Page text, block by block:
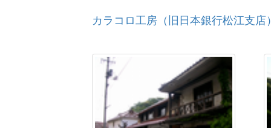
カラコロ工房（旧日本銀行松江支店